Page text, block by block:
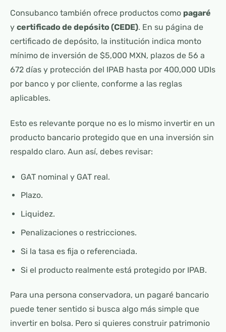
Consubanco también ofrece productos como pagaré
y certificado de depósito (CEDE). En su página de
certificado de depósito, la institución indica monto
mínimo de inversión de $5,000 MXN, plazos de 56 a
672 días y protección del IPAB hasta por 400,000 UDIs
por banco y por cliente, conforme a las reglas
aplicables.
Esto es relevante porque no es lo mismo invertir en un
producto bancario protegido que en una inversión sin
respaldo claro. Aun así, debes revisar:
GAT nominal y GAT real.
Plazo.
Liquidez.
Penalizaciones o restricciones.
Si la tasa es fija o referenciada.
Si el producto realmente está protegido por IPAB.
Para una persona conservadora, un pagaré bancario
puede tener sentido si busca algo más simple que
invertir en bolsa. Pero si quieres construir patrimonio